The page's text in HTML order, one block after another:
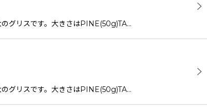
グリスです。大きさはPINE(50g)TA…
グリスです。大きさはPINE(50g)TA…